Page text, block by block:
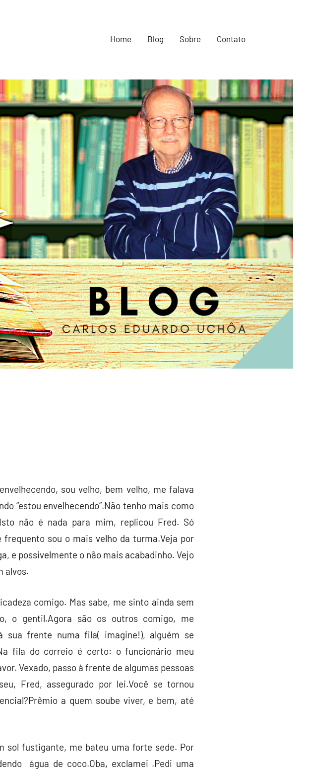
Home Blog Sobre Contato
sou velho, bem velho, me falava
“estou envelhecendo”.Não tenho mais como
não é nada para mim, replicou Fred. Só
sou o mais velho da turma.Veja por
e possivelmente o não mais acabadinho. Vejo
alvos.
comigo. Mas sabe, me sinto ainda sem
o gentil.Agora são os outros comigo, me
sua frente numa fila( imagine!), alguém se
fila do correio é certo: o funcionário meu
Vexado, passo à frente de algumas pessoas
Fred, assegurado por lei.Você se tornou
a quem soube viver, e bem, até
sol fustigante, me bateu uma forte sede. Por
água de coco.Oba, exclamei .Pedi uma